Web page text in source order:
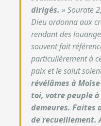
dirigés. » Sourate
Dieu ordonna aux
rendant des
souvent fait
particulièrement à
paix et le salut
révélâmes à
toi, votre peuple
demeures. Faites
de recueillement.